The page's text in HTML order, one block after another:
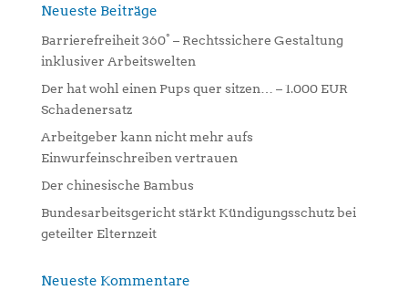
n
v
e
:
Neueste Beiträge
Barrierefreiheit 360° – Rechtssichere Gestaltung
inklusiver Arbeitswelten
Der hat wohl einen Pups quer sitzen… – 1.000 EUR
Schadenersatz
Arbeitgeber kann nicht mehr aufs
Einwurfeinschreiben vertrauen
Der chinesische Bambus
Bundesarbeitsgericht stärkt Kündigungsschutz bei
geteilter Elternzeit
Neueste Kommentare